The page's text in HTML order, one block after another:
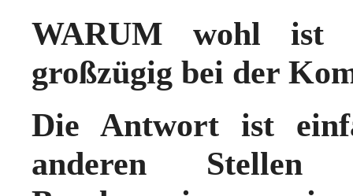
WARUM wohl ist
großzügig bei der
Die Antwort ist
anderen